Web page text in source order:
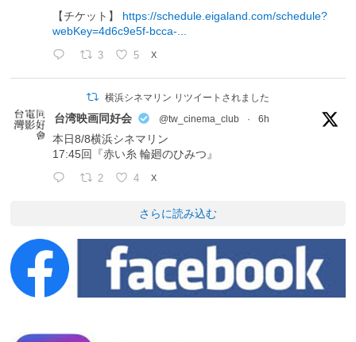
【チケット】 https://schedule.eigaland.com/schedule?
webKey=4d6c9e5f-bcca-...
3 5 X
横浜シネマリン リツイートされました
台湾映画同好会 @tw_cinema_club · 6h
本日8/8横浜シネマリン
17:45回『赤い糸 輪廻のひみつ』
2 4 X
さらに読み込む